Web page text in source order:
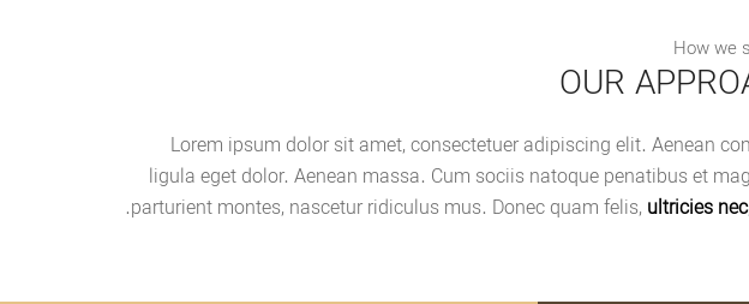
How we
OUR
Lorem ipsum dolor sit amet, consectetuer adipiscing elit. Aenean
ligula eget dolor. Aenean massa. Cum sociis natoque penatibus et
parturient montes, nascetur ridiculus mus. Donec quam felis, ultricies nec